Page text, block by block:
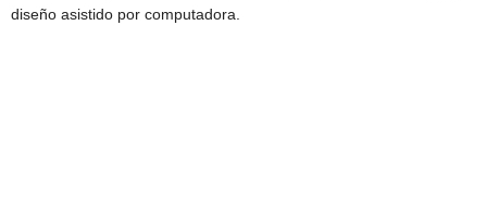
diseño asistido por computadora.